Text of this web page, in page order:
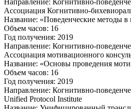
Направление: Когнитивно-
Ассоциация Когнитивно-
Название: «Поведенческие методы
Объем часов: 16
Год получения: 2019
Направление: Когнитивно-
Ассоциация мотивационного
Название: «Основы проведения
Объем часов: 16
Год получения: 2019
Направление: Когнитивно-
Unified Protocol Institute